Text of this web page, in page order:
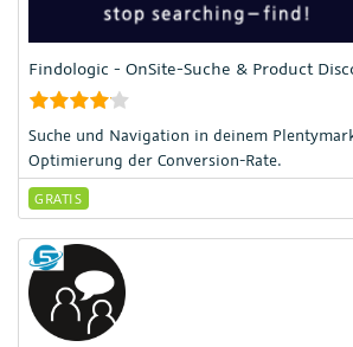
Findologic - OnSite-Suche & Product
Suche und Navigation in deinem
Optimierung der Conversion-Rate.
GRATIS